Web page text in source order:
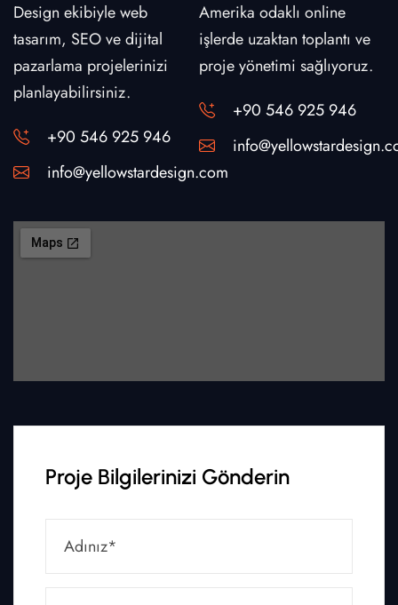
Design ekibiyle web
tasarım, SEO ve dijital
pazarlama projelerinizi
planlayabilirsiniz.
+90 546 925 946
info@yellowstardesign.com
Amerika odaklı online
işlerde uzaktan toplantı ve
proje yönetimi sağlıyoruz.
+90 546 925 946
Proje Bilgilerinizi Gönderin